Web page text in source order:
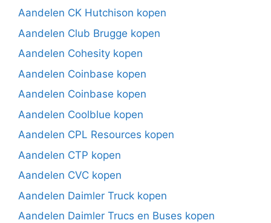
Aandelen CK Hutchison kopen
Aandelen Club Brugge kopen
Aandelen Cohesity kopen
Aandelen Coinbase kopen
Aandelen Coinbase kopen
Aandelen Coolblue kopen
Aandelen CPL Resources kopen
Aandelen CTP kopen
Aandelen CVC kopen
Aandelen Daimler Truck kopen
Aandelen Daimler Trucs en Buses kopen